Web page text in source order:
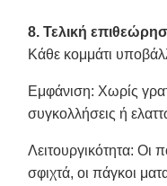
8. Τελική
Κάθε κομμάτι
Εμφάνιση: Χωρίς
συγκολλήσεις ή
Λειτουργικότητα: Οι
σφιχτά, οι πάγκοι